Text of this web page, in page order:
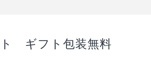
ト ギフト包装無料